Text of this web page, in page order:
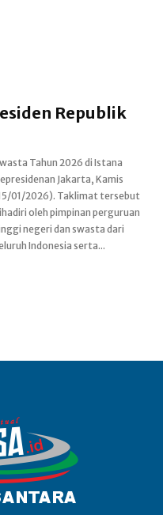
Republik
Indonesia serta...